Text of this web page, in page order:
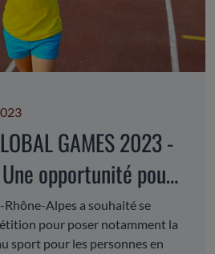
GAMES 2023 -
opportunité pour
regard sur le
Rhône-Alpes a souhaité se
pour poser notamment la
sport pour les personnes en